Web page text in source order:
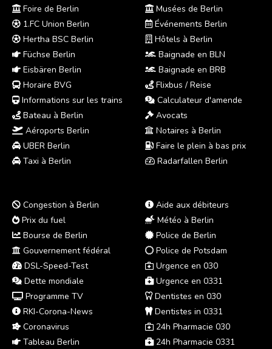
Foire de Berlin
1.FC Union Berlin
Hertha BSC Berlin
Füchse Berlin
Eisbären Berlin
Horaire BVG
Informations sur les trains
Bateau à Berlin
Aéroports Berlin
UBER Berlin
Taxi à Berlin
Musées de Berlin
Événements Berlin
Hôtels à Berlin
Baignade en BLN
Baignade en BRB
Flixbus / Reise
Calculateur d'amende
Avocats
Notaires à Berlin
Faire le plein à bas prix
Radarfallen Berlin
Congestion à Berlin
Prix du fuel
Bourse de Berlin
Gouvernement fédéral
DSL-Speed-Test
Dette mondiale
Programme TV
RKI-Corona-News
Coronavirus
Tableau Berlin
Aide aux débiteurs
Météo à Berlin
Police de Berlin
Police de Potsdam
Urgence en 030
Urgence en 0331
Dentistes en 030
Dentistes in 0331
24h Pharmacie 030
24h Pharmacie 0331